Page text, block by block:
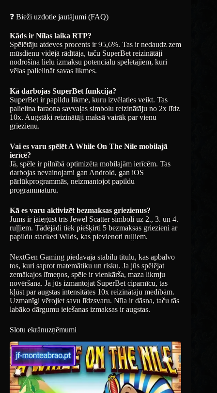
❓ Bieži uzdotie jautājumi (FAQ)
Kāds ir Nīlas laika RTP?
Spēlētāju atdeves procents ir 95,6%. Tas ir nedaudz zem
mūsdienu vidējā rādītāja, taču SuperBet reizinātāji
nodrošina lielu izmaksu potenciālu spēlētājiem, kuri
vēlas palielināt savas likmes.
Kā darbojas SuperBet funkcija?
SuperBet ir papildu likme, kuru izvēlaties veikt. Tas
palielina faraona savvaļas simbolu reizinātāju no 2x līdz
10x. Augstāki reizinātāji maksā vairāk par vienu
griezienu.
Vai es varu spēlēt A While On The Nile mobilajā
ierīcē?
Jā, spēle ir pilnībā optimizēta mobilajām ierīcēm. Tas
darbojas nevainojami gan Android, gan iOS
pārlūkprogrammās, neizmantojot papildu
programmatūru.
Kā es varu aktivizēt bezmaksas griezienus?
Jums ir jāiegūst trīs Jewel Scatter simboli uz 2., 3. un 4.
ruļļiem. Tādējādi tiek piešķirti 5 bezmaksas griezieni ar
papildu stacked Wilds, kas pievienoti ruļļiem.
NextGen Gaming piedāvāja stabilu titulu, kas apbalvo
tos, kuri saprot matemātiku un risku. Ja jūs spēlējat
zemākajos līmeņos, spēle ir vienkārša, maza likmju
novēršana. Ja jūs izmantojat SuperBet ciparnīcu, tas
kļūst par augstas intensitātes 10x reizinātāju medībām.
Uzmanīgi vērojiet savu līdzsvaru. Nīla ir dāsna, taču tās
labāko dārgumu ieiešanas izmaksas ir augstas.
Slotu ekrānuzņēmumi